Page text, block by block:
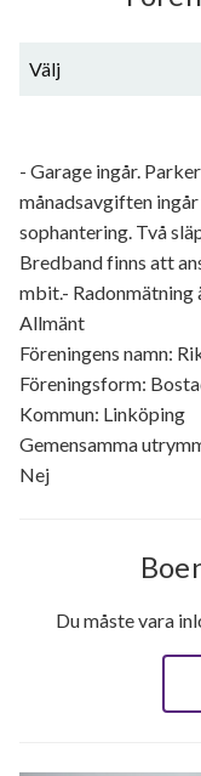
Välj
- Garage ingår.
månadsavgiften
sophantering. Två
Bredband finns att
mbit.- Radonmätning
Allmänt
Föreningens namn:
Föreningsform:
Kommun: Linköping
Gemensamma
Nej
Du måste vara